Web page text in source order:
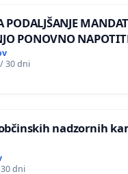
PODALJŠANJE
PONOVNO
ŠRAJNERJA NA
SLOVENIJE V MOSKVI
30 dni
nadzornih
dni